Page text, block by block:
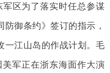
军区为了落实时任总参谋
御条约》签订的指示，
一江山岛的作战计划。毛
军正在浙东海面作大演